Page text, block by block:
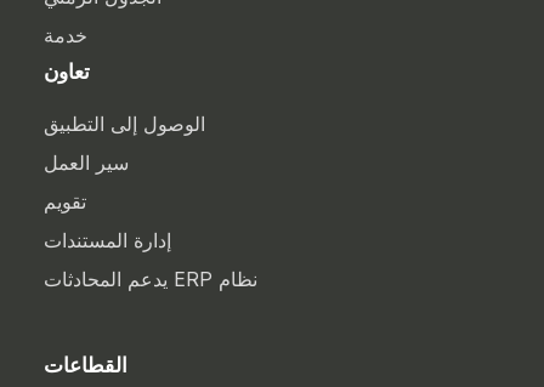
خدمة
تعاون
الوصول إلى التطبيق
سير العمل
تقويم
إدارة المستندات
نظام ERP يدعم المحادثات
القطاعات